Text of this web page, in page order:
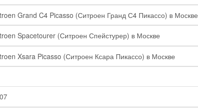
Grand C4 Picasso (Ситроен Гранд С4 Пикассо) в Москве
Spacetourer (Ситроен Спейстурер) в Москве
Xsara Picasso (Ситроен Ксара Пикассо) в Москве